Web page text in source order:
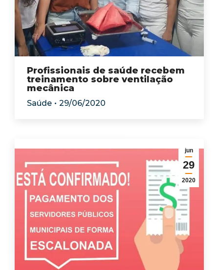
Profissionais de saúde recebem
treinamento sobre ventilação
mecânica
Saúde 29/06/2020
jun
29
2020